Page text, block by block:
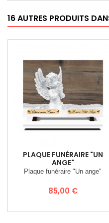
16 AUTRES PRODUITS
PLAQUE FUNÉRAIRE "UN
ANGE"
Plaque funéraire "Un ange"
Prix
85,00 €